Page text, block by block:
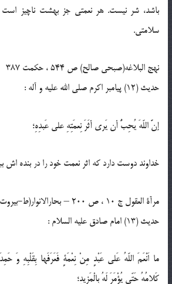
باشد، شر نيست. هر نعمتى جز بهشت ناچيز
سلامتى.
نهج البلاغه(صبحی صالح) ص 544 ، حكمت 387
حدیث (12) پیامبر اکرم صلی الله علیه و آله :
إنَّ اللّه‏َ يُحِبُّ أن يَرى أثَرَ نِعمَتِهِ على عَبدِهِ؛
خداوند دوست دارد كه اثر نعمت خود را در بنده ‏اش
مرآة العقول ج 10 ، ص 200 – بحارالانوار(ط-بیروت) ج 70 ، ص 207
حدیث (13) امام صادق علیه السلام :
ما اَنْعَمَ اللّه‏ُ عَلى عَبْدٍ مِنْ نِعْمَةٍ فَعَرَفَها بِقَلْبِهِ وَ
كَلامُهُ حَتّى يُؤْمَرَ لَهُ بِالْمَزيدِ؛